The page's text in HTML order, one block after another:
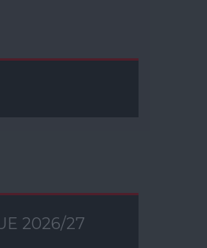
2026/27